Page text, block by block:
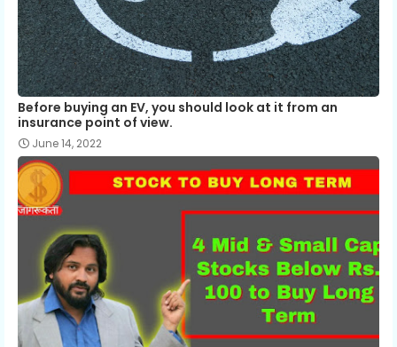
Before buying an EV, you should look at it from an
insurance point of view.
June 14, 2022